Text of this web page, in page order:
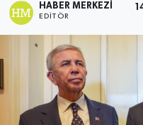
HABER MERKEZI
EDITÖR
Haber Arşivi